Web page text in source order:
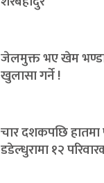
जेलमुक्त भए खेम
खुलासा गर्ने !
चार दशकपछि हातमा
डडेल्धुरामा १२